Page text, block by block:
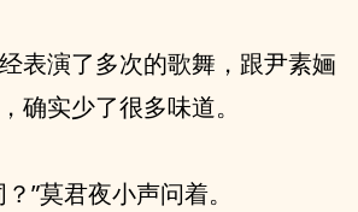
表演了多次的歌舞，跟尹素婳
确实少了很多味道。
”莫君夜小声问着。